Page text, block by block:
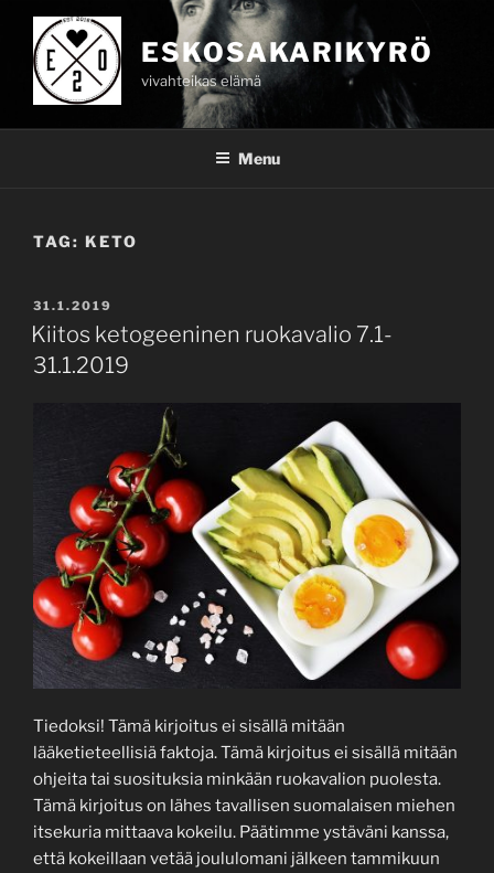
content
ESKOSAKARIKYRÖ
vivahteikas elämä
Menu
TAG: KETO
POSTED
ON
31.1.2019
Kiitos ketogeeninen ruokavalio 7.1-
31.1.2019
Tiedoksi! Tämä kirjoitus ei sisällä mitään
lääketieteellisiä faktoja. Tämä kirjoitus ei sisällä mitään
ohjeita tai suosituksia minkään ruokavalion puolesta.
Tämä kirjoitus on lähes tavallisen suomalaisen miehen
itsekuria mittaava kokeilu. Päätimme ystäväni kanssa,
että kokeillaan vetää joululomani jälkeen tammikuun